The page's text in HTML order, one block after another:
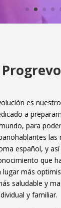
es
a
para
las
español, y
que
lugar más
saludable y
y familiar.